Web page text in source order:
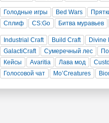
Голодные игры Bed Wars
Сплиф
CS:Go Битва муравьев
Industrial Craft Build Craft Divine
GalactiCraft
Сумеречный лес
Кейсы
Avaritia Лава мод
Голосовой чат
Mo’Creatures